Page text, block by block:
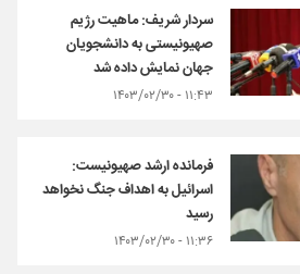
سردار شریف: ماهیت رژیم
صهیونیستی به دانشجویان
جهان نمایش داده شد
۱۱:۴۳ - ۱۴۰۳/۰۲/۳۰
فرمانده ارشد صهیونیست:
اسرائیل به اهداف جنگ نخواهد
رسید
۱۱:۳۶ - ۱۴۰۳/۰۲/۳۰